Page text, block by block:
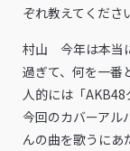
ぞれ教えてくださ
村山 今年は本当
過ぎて、何を一番
人的には「AKB48
今回のカバーアル
んの曲を歌うにあ